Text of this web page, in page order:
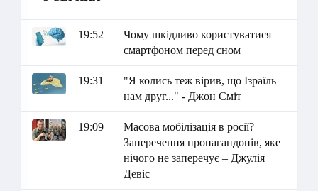
19:52
Чому шкідливо користуватися
смартфоном перед сном
19:31
"Я колись теж вірив, що Ізраїль
нам друг..." - Джон Сміт
19:09
Масова мобілізація в росії?
Заперечення пропагандонів, яке
нічого не заперечує – Джулія
Девіс